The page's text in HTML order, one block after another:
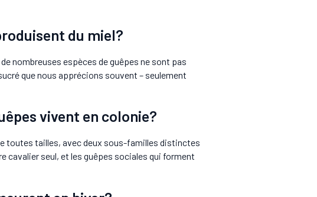
du miel?
nombreuses espèces de guêpes ne sont pas
que nous apprécions souvent – seulement
vivent en colonie?
toutes tailles, avec deux sous-familles distinctes
cavalier seul, et les guêpes sociales qui forment